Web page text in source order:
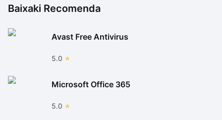
Baixaki Recomenda
Avast Free Antivirus
5.0
Microsoft Office 365
5.0